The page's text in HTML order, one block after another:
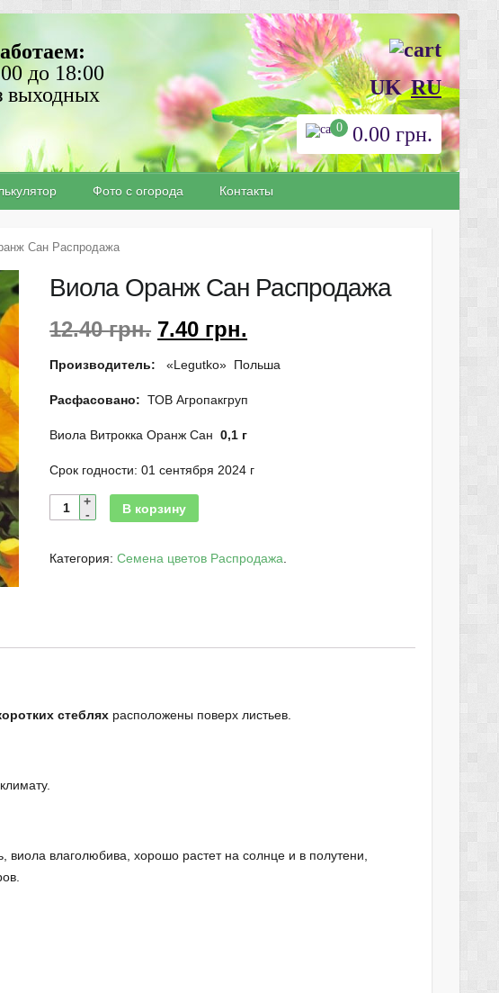
до 18:00
выходных
UK RU
0 0.00 грн.
Фото с огорода Контакты
Сан Распродажа
Виола Оранж Сан Распродажа
12.40грн. 7.40 грн.
Производитель: «Legutko» Польша
Расфасовано: ТОВ Агропакгруп
Виола Витрокка Оранж Сан0,1 г
Срок годности: 01 сентября 2024 г
В корзину
Категория:Семена цветов Распродажа
стебляхрасположены поверх листьев.
влаголюбива, хорошо растет на солнце и в полутени,